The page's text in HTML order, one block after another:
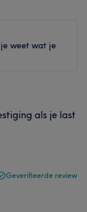
weet wat je
als je last
Geverifieerde review